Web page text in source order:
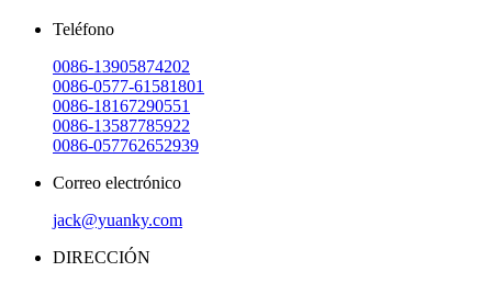
Teléfono
0086-13905874202
0086-0577-61581801
0086-18167290551
0086-13587785922
0086-057762652939
Correo electrónico
jack@yuanky.com
DIRECCIÓN